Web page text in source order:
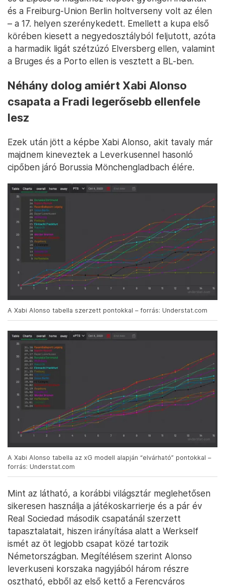
és a Freiburg-Union Berlin holtverseny volt az élen
– a 17. helyen szerénykedett. Emellett a kupa első
körében kiesett a negyedosztályból feljutott, azóta
a harmadik ligát szétzúzó Elversberg ellen, valamint
a Bruges és a Porto ellen is vesztett a BL-ben.
Néhány dolog amiért Xabi Alonso
csapata a Fradi legerősebb ellenfele
lesz
Ezek után jött a képbe Xabi Alonso, akit tavaly már
majdnem kineveztek a Leverkusennel hasonló
cipőben járó Borussia Mönchengladbach élére.
A Xabi Alonso tabella szerzett pontokkal – forrás: Understat.com
A Xabi Alonso tabella az xG modell alapján “elvárható” pontokkal –
forrás: Understat.com
Mint az látható, a korábbi világsztár meglehetősen
sikeresen használja a játékoskarrierje és a pár év
Real Sociedad második csapatánál szerzett
tapasztalatait, hiszen irányítása alatt a Werkself
ismét az öt legjobb csapat közé tartozik
Németországban. Megítélésem szerint Alonso
leverkuseni korszaka nagyjából három részre
osztható, ebből az első kettő a Ferencváros